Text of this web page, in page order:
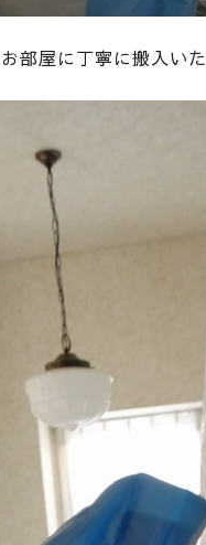
部屋に丁寧に搬入いた